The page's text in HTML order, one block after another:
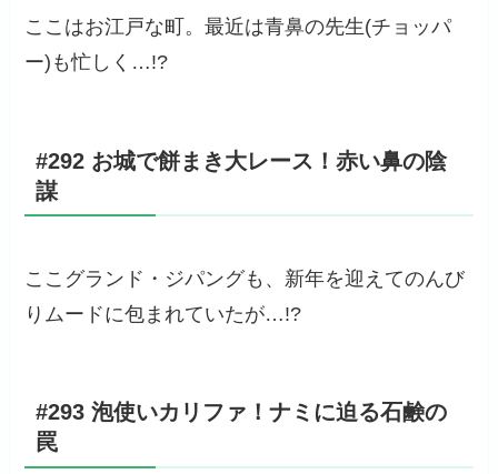
ここはお江戸な町。最近は青鼻の先生(チョッパ
ー)も忙しく…!?
#292 お城で餅まき大レース！赤い鼻の陰
謀
ここグランド・ジパングも、新年を迎えてのんび
りムードに包まれていたが…!?
#293 泡使いカリファ！ナミに迫る石鹸の
罠